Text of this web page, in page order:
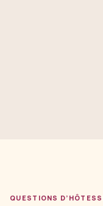
QUESTIONS